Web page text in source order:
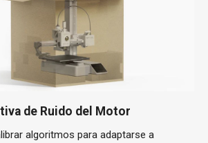
de Ruido del Motor
algoritmos para adaptarse a